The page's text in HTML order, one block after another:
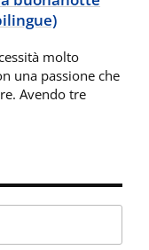
molto
una passione che
Avendo tre